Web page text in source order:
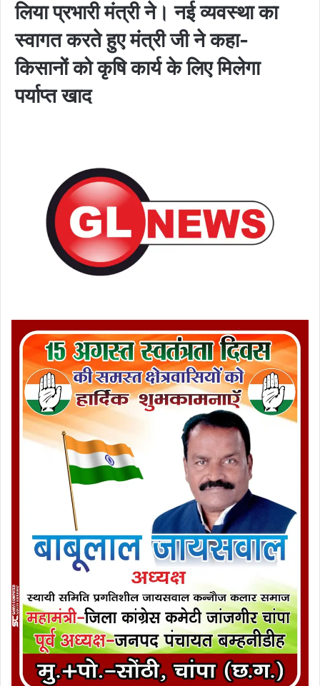
लिया प्रभारी मंत्री ने। नई व्यवस्था का
स्वागत करते हुए मंत्री जी ने कहा-
किसानों को कृषि कार्य के लिए मिलेगा
पर्याप्त खाद